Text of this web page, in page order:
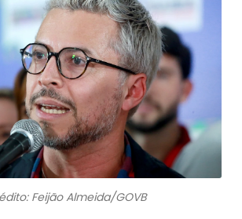
Feijão Almeida/GOVB